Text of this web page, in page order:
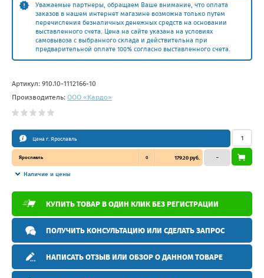
Уважаемые партнеры, обращаем Ваше внимание, что оплата
заказов в нашем интернет магазине возможна только путем
перечисления безналичных денежных средств на основании
выставленного счета. Цена на сайте указана на условиях
самовывоза с выбранного склада и действительна при
предварительной оплате 100% согласно выставленного счета.
Артикул: 910.10-1112166-10
Производитель: ООО «Кардо»
Цена г. Ярославль
Ярославль 0 179.20 руб.
Наличие и цены
–
КУПИТЬ ТОВАР В ОДИН КЛИК БЕЗ РЕГИСТРАЦИИ
ПОЛУЧИТЬ КОНСУЛЬТАЦИЮ ИЛИ СДЕЛАТЬ ЗАПРОС
НАПИСАТЬ ОТЗЫВ ИЛИ ОБЗОР О ДАННОМ ТОВАРЕ